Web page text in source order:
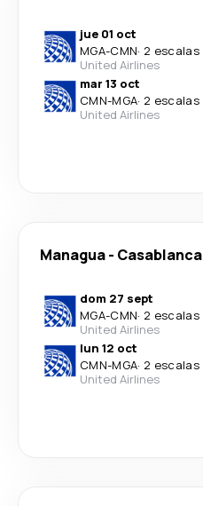
jue 01 oct
MGA-CMN· 2 escalas
United Airlines
mar 13 oct
CMN-MGA· 2 escalas
United Airlines
Managua- Casablanca
dom 27 sept
MGA-CMN· 2 escalas
United Airlines
lun 12 oct
CMN-MGA· 2 escalas
United Airlines